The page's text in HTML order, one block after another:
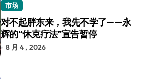
市场
对不起胖东来，我先不学了——永
辉的“休克疗法”宣告暂停
8 月 4 , 2026